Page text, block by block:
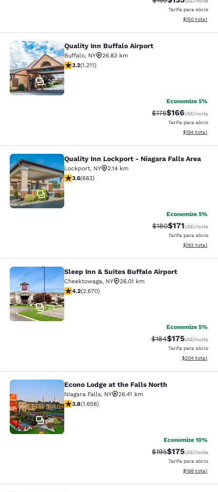
Tarifa para sócio
Exibir
$150 total
Quality Inn Buffalo Airport
29
Quality Inn Buffalo Airport
Buffalo, NY
26.83 km
classificação 3.2 estrelas. Bom. 1211 avaliações
3.2(1.211)
Economize 5%
Tarifa anterior
$175Tarifa com
$166USD/noite
Tarifa para sócio
Exibir
$194 total
Quality Inn Lockport - Niagara Falls
19
Quality Inn Lockport - Niagara Falls Area
Lockport, NY
2.14 km
classificação 3.59 estrelas. Bom. 683 avaliações
3.6(683)
Economize 5%
Tarifa anterior
$180Tarifa com
$171USD/noite
Tarifa para sócio
Exibir
$193 total
Sleep Inn & Suites Buffalo Airport
29
Sleep Inn & Suites Buffalo Airport
Cheektowaga, NY
26.01 km
classificação 4.19 estrelas. Muito bom. 2670
4.2(2.670)
Economize 5%
Tarifa anterior
$184Tarifa com
$175USD/noite
Tarifa para sócio
Exibir
$204 total
Econo Lodge at the Falls North
25
Econo Lodge at the Falls North
Niagara Falls, NY
26.41 km
classificação 3.77 estrelas. Bom. 1656 avaliações
3.8(1.656)
Economize 10%
Tarifa anterior
$195Tarifa com
$175USD/noite
Tarifa para sócio
Exibir
$198 total